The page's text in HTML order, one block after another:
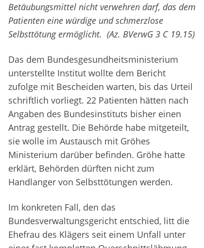
Betäubungsmittel nicht verwehren darf, das dem
Patienten eine würdige und schmerzlose
Selbsttötung ermöglicht. (Az. BVerwG 3 C 19.15)
Das dem Bundesgesundheitsministerium
unterstellte Institut wollte dem Bericht
zufolge mit Bescheiden warten, bis das Urteil
schriftlich vorliegt. 22 Patienten hätten nach
Angaben des Bundesinstituts bisher einen
Antrag gestellt. Die Behörde habe mitgeteilt,
sie wolle im Austausch mit Gröhes
Ministerium darüber befinden. Gröhe hatte
erklärt, Behörden dürften nicht zum
Handlanger von Selbsttötungen werden.
Im konkreten Fall, den das
Bundesverwaltungsgericht entschied, litt die
Ehefrau des Klägers seit einem Unfall unter